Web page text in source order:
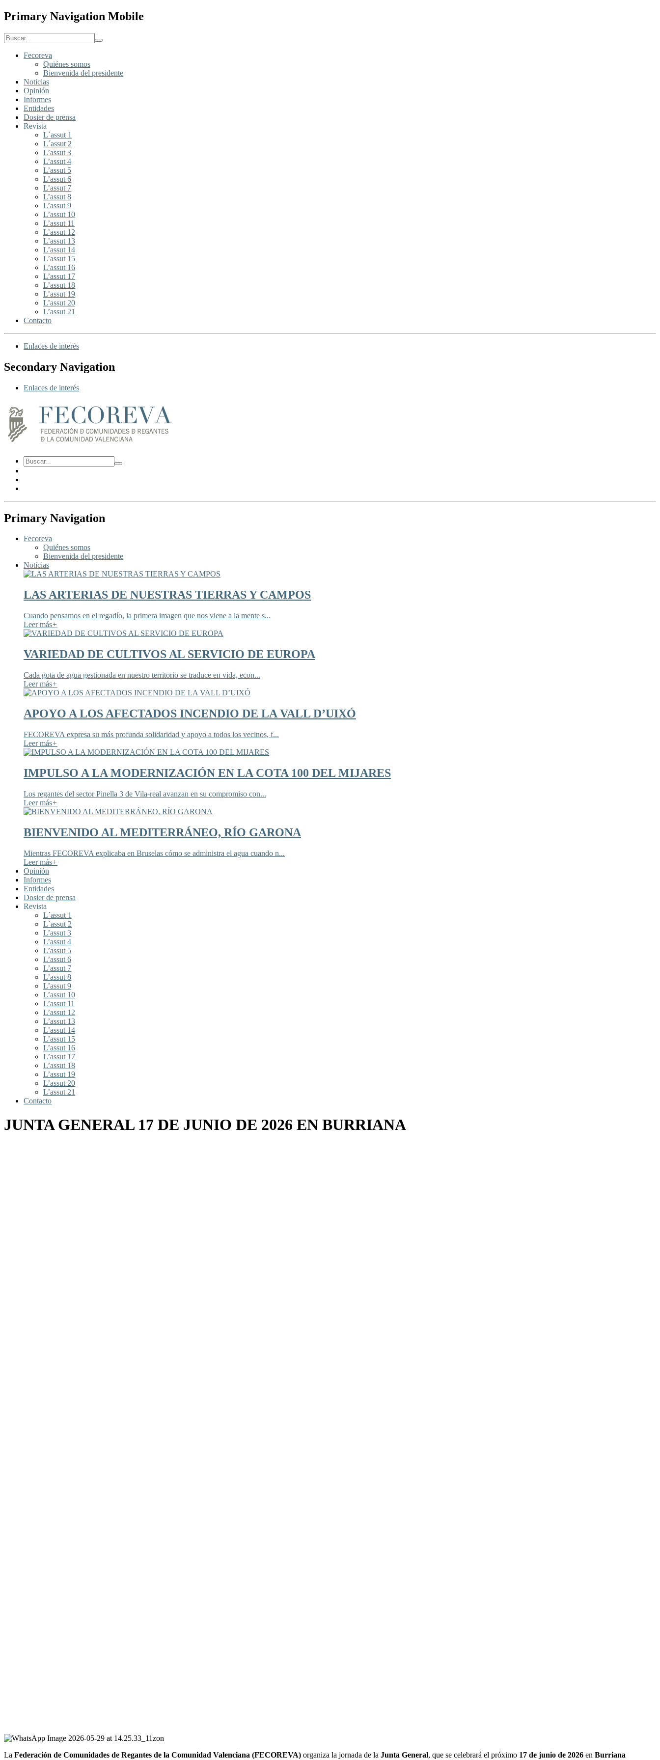
Primary Navigation Mobile
Fecoreva
Quiénes somos
Bienvenida del presidente
Noticias
Opinión
Informes
Entidades
Dosier de prensa
Revista
L´assut 1
L´assut 2
L’assut 3
L’assut 4
L’assut 5
L’assut 6
L’assut 7
L’assut 8
L’assut 9
L’assut 10
L’assut 11
L’assut 12
L’assut 13
L’assut 14
L’assut 15
L’assut 16
L’assut 17
L’assut 18
L’assut 19
L’assut 20
L’assut 21
Contacto
Enlaces de interés
Secondary Navigation
Enlaces de interés
Primary Navigation
Fecoreva
Quiénes somos
Bienvenida del presidente
Noticias
LAS ARTERIAS DE NUESTRAS TIERRAS Y CAMPOS
Cuando pensamos en el regadío, la primera imagen que nos viene a la mente s...
Leer más+
VARIEDAD DE CULTIVOS AL SERVICIO DE EUROPA
Cada gota de agua gestionada en nuestro territorio se traduce en vida, econ...
Leer más+
APOYO A LOS AFECTADOS INCENDIO DE LA VALL D’UIXÓ
FECOREVA expresa su más profunda solidaridad y apoyo a todos los vecinos, f...
Leer más+
IMPULSO A LA MODERNIZACIÓN EN LA COTA 100 DEL MIJARES
Los regantes del sector Pinella 3 de Vila-real avanzan en su compromiso con...
Leer más+
BIENVENIDO AL MEDITERRÁNEO, RÍO GARONA
Mientras FECOREVA explicaba en Bruselas cómo se administra el agua cuando n...
Leer más+
Opinión
Informes
Entidades
Dosier de prensa
Revista
L´assut 1
L´assut 2
L’assut 3
L’assut 4
L’assut 5
L’assut 6
L’assut 7
L’assut 8
L’assut 9
L’assut 10
L’assut 11
L’assut 12
L’assut 13
L’assut 14
L’assut 15
L’assut 16
L’assut 17
L’assut 18
L’assut 19
L’assut 20
L’assut 21
Contacto
JUNTA GENERAL 17 DE JUNIO DE 2026 EN BURRIANA
La Federación de Comunidades de Regantes de la Comunidad Valenciana (FECOREVA) organiza la jornada de la Junta General, que se celebrará el próximo 17 de junio de 2026 en Burriana